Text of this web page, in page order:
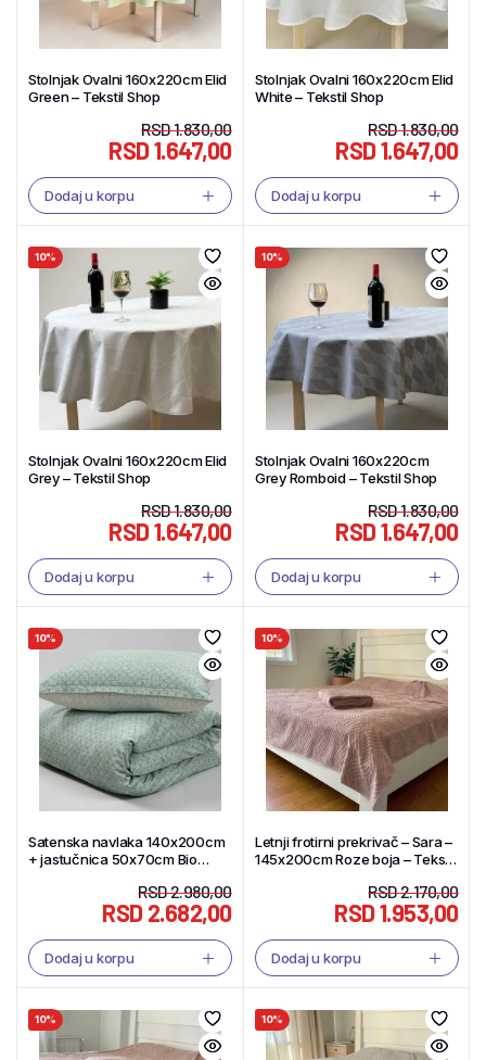
Stolnjak Ovalni 160x220cm Elid
Green – Tekstil Shop
RSD1.830,00
RSD1.647,00
Dodaj u korpu
Stolnjak Ovalni 160x220cm Elid
White – Tekstil Shop
RSD1.830,00
RSD1.647,00
Dodaj u korpu
10%
Stolnjak Ovalni 160x220cm Elid
Grey – Tekstil Shop
RSD1.830,00
RSD1.647,00
Dodaj u korpu
10%
Stolnjak Ovalni 160x220cm
Grey Romboid – Tekstil Shop
RSD1.830,00
RSD1.647,00
Dodaj u korpu
10%
Satenska navlaka 140x200cm
+ jastučnica 50x70cm Bio
RSD2.980,00
RSD2.682,00
Dodaj u korpu
10%
Letnji frotirni prekrivač – Sara –
145x200cm Roze boja – Tekstil
RSD2.170,00
RSD1.953,00
Dodaj u korpu
10% 10%